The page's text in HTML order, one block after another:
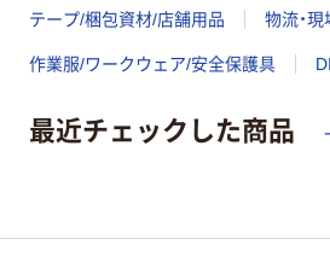
テープ/梱包資材/店舗用品 物流・
作業服/ワークウェア/安全保護具
最近チェックした商品